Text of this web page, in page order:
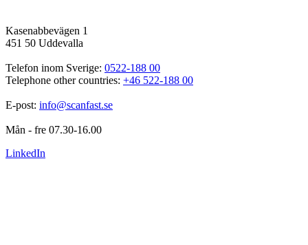
Kasenabbevägen 1
451 50 Uddevalla
Telefon inom Sverige: 0522-188 00
Telephone other countries: +46 522-188 00
E-post: info@scanfast.se
Mån - fre 07.30-16.00
LinkedIn